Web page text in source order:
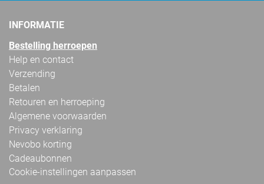
INFORMATIE
Bestelling herroepen
Help en contact
Verzending
Betalen
Retouren en herroeping
Algemene voorwaarden
Privacy verklaring
Nevobo korting
Cadeaubonnen
Cookie-instellingen aanpassen